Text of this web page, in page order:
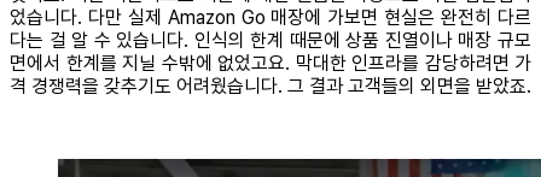
었습니다. 다만 실제 Amazon Go 매장에 가보면 현실은 완전히 다르
다는 걸 알 수 있습니다. 인식의 한계 때문에 상품 진열이나 매장 규모
면에서 한계를 지닐 수밖에 없었고요. 막대한 인프라를 감당하려면 가
격 경쟁력을 갖추기도 어려웠습니다. 그 결과 고객들의 외면을 받았죠.